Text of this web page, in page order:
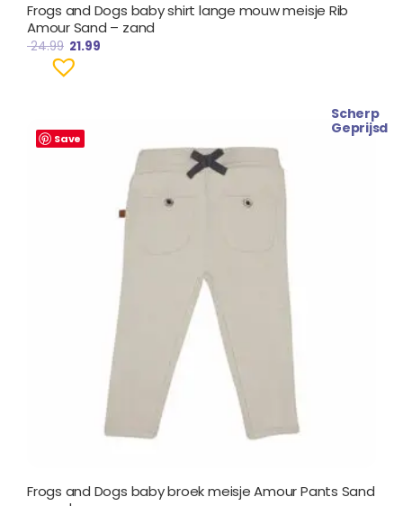
Frogs and Dogs baby shirt lange mouw meisje Rib
Amour Sand – zand
24.99 21.99
Save
Scherp
Geprijsd
Frogs and Dogs baby broek meisje Amour Pants Sand
prijs
€ 19.99.